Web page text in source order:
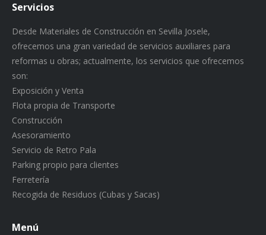
Servicios
Desde Materiales de Construcción en Sevilla Josele,
ofrecemos una gran variedad de servicios auxiliares para
reformas u obras; actualmente, los servicios que ofrecemos
son:
Exposición y Venta
Flota propia de Transporte
Construcción
Asesoramiento
Servicio de Retro Pala
Parking propio para clientes
Ferretería
Recogida de Residuos (Cubas y Sacas)
Menú